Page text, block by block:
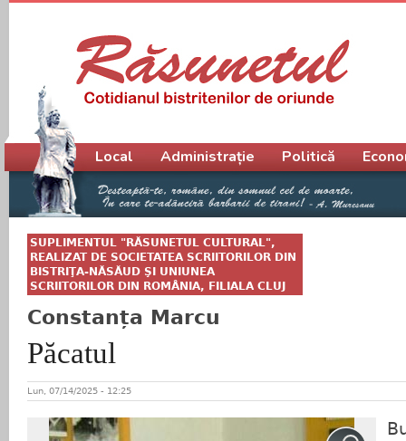
SUPLIMENTUL "RĂSUNETUL CULTURAL",
REALIZAT DE SOCIETATEA SCRIITORILOR DIN
BISTRIŢA-NĂSĂUD ŞI UNIUNEA
SCRIITORILOR DIN ROMÂNIA, FILIALA CLUJ
Constanța Marcu
Păcatul
Lun, 07/14/2025 - 12:25
Meniu principal
Local Administrație Politică